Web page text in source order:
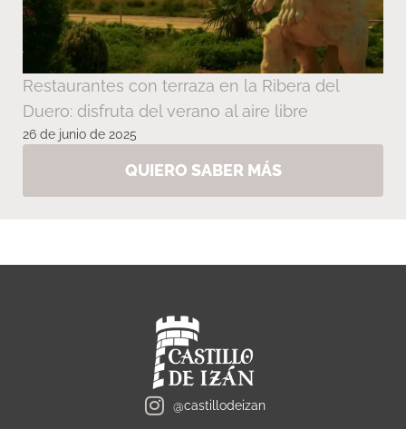
Restaurantes con terraza en la Ribera del
Duero: disfruta del verano al aire libre
26 de junio de 2025
QUIERO SABER MÁS
@castillodeizan